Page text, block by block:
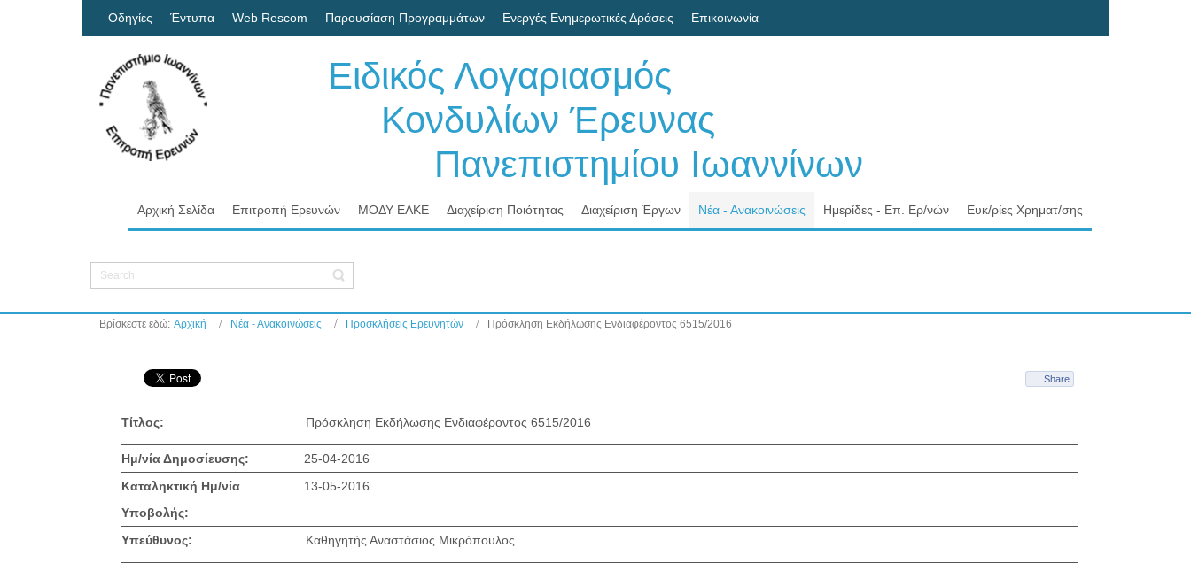
Οδηγίες Έντυπα Web Rescom Παρουσίαση Προγραμμάτων Ενεργές Ενημερωτικές Δράσεις Επικοινωνία
Ειδικός Λογαριασμός
Κονδυλίων Έρευνας
Πανεπιστημίου Ιωαννίνων
Αρχική Σελίδα Επιτροπή Ερευνών ΜΟΔΥ ΕΛΚΕ Διαχείριση Ποιότητας Διαχείριση Έργων Νέα - Ανακοινώσεις Ημερίδες - Επ. Ερ/νών Ευκ/ρίες Χρηματ/σης
Βρίσκεστε εδώ: Αρχική Νέα - Ανακοινώσεις Προσκλήσεις Ερευνητών Πρόσκληση Εκδήλωσης Ενδιαφέροντος 6515/2016
Share
Τίτλος: Πρόσκληση Εκδήλωσης Ενδιαφέροντος 6515/2016
Ημ/νία Δημοσίευσης:
25-04-2016
Καταληκτική Ημ/νία
Υποβολής:
13-05-2016
Υπεύθυνος: Καθηγητής Αναστάσιος Μικρόπουλος